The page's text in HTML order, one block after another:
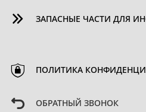
ЗАПАСНЫЕ ЧАСТИ ДЛЯ
ПОЛИТИКА
ОБРАТНЫЙ ЗВОНОК